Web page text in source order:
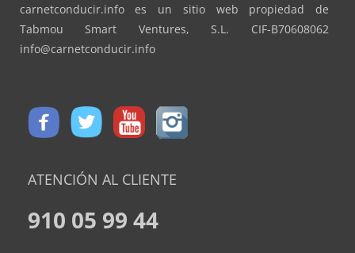
carnetconducir.info es un sitio web propiedad de
Tabmou Smart Ventures, S.L. CIF-B70608062
info@carnetconducir.info
ATENCIÓN AL CLIENTE
910 05 99 44